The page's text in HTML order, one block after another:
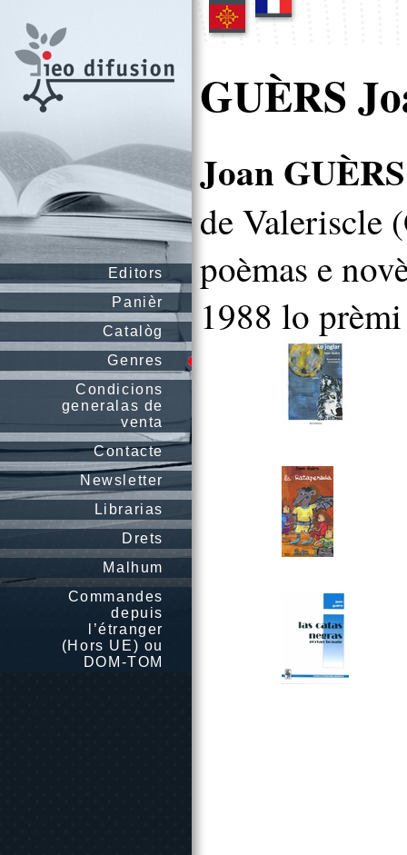
Editors
Panièr
Catalòg
Genres
Condicions
generalas de
venta
Contacte
Newsletter
Librarias
Drets
Malhum
Commandes
depuis
l’étranger
(Hors UE) ou
DOM-TOM
GUÈRS
Joan GUÈRS
de Valeriscle
poèmas e
1988 lo